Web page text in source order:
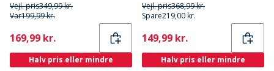
Vejl. pris349,99 kr.
Var199,99 kr.
Current
169,99 kr.
Halv pris eller mindre
Vejl. pris368,99 kr.
Spare219,00 kr.
Current
149,99 kr.
Halv pris eller mindre